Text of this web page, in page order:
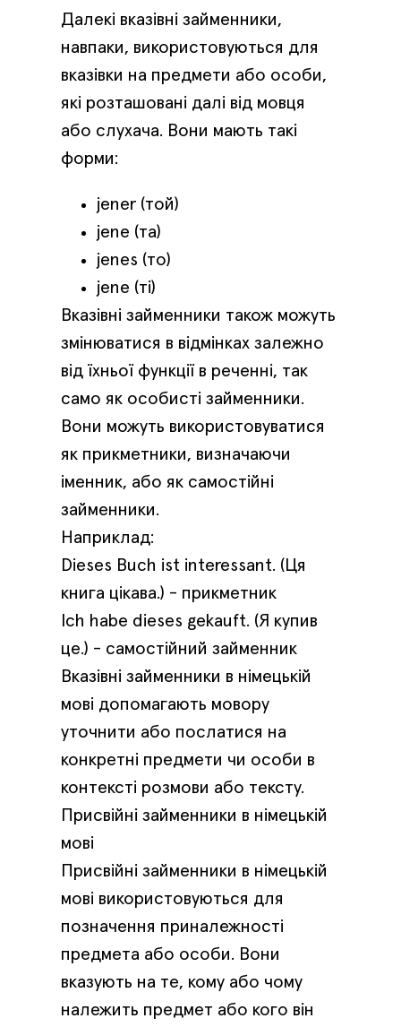
Далекі вказівні займенники,
навпаки, використовуються для
вказівки на предмети або особи,
які розташовані далі від мовця
або слухача. Вони мають такі
форми:
jener (той)
jene (та)
jenes (то)
jene (ті)
Вказівні займенники також можуть
змінюватися в відмінках залежно
від їхньої функції в реченні, так
само як особисті займенники.
Вони можуть використовуватися
як прикметники, визначаючи
іменник, або як самостійні
займенники.
Наприклад:
Dieses Buch ist interessant. (Ця
книга цікава.) - прикметник
Ich habe dieses gekauft. (Я купив
це.) - самостійний займенник
Вказівні займенники в німецькій
мові допомагають мовору
уточнити або послатися на
конкретні предмети чи особи в
контексті розмови або тексту.
Присвійні займенники в німецькій
мові
Присвійні займенники в німецькій
мові використовуються для
позначення приналежності
предмета або особи. Вони
вказують на те, кому або чому
належить предмет або кого він